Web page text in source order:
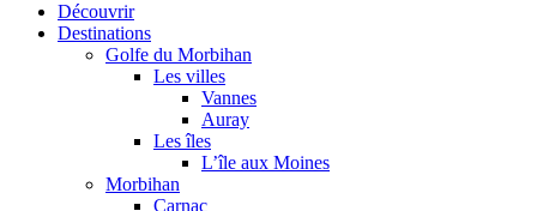
Découvrir
Destinations
Golfe du Morbihan
Les villes
Vannes
Auray
Les îles
L’île aux Moines
Morbihan
Carnac